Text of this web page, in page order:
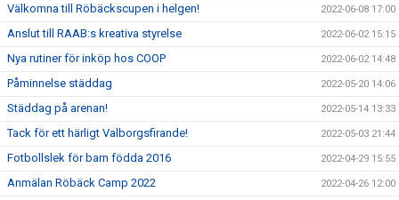
Välkomna till Röbäckscupen i helgen! 2022-06-08 17:00
Anslut till RAAB:s kreativa styrelse 2022-06-02 15:15
Nya rutiner för inköp hos COOP 2022-06-02 14:48
Påminnelse städdag 2022-05-20 14:06
Städdag på arenan! 2022-05-14 13:33
Tack för ett härligt Valborgsfirande! 2022-05-03 21:44
Fotbollslek för barn födda 2016 2022-04-29 15:55
Anmälan Röbäck Camp 2022 2022-04-26 12:00